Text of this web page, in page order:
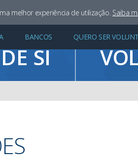
melhor experiência de utilização. Saiba
BANCOS QUERO SER
UM BANCO
SI
QUERO